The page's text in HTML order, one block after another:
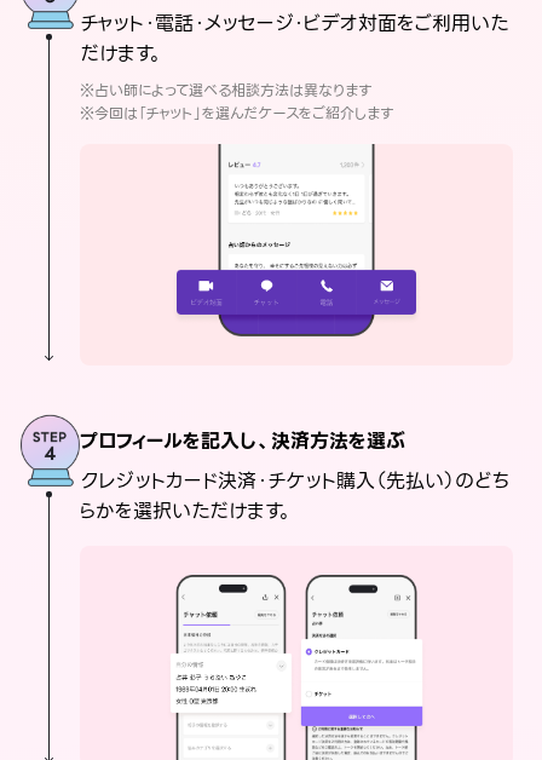
チャット・電話・メッセージ・ビデオ対面をご利用いた
だけます。
※占い師によって選べる相談方法は異なります
※今回は「チャット」を選んだケースをご紹介します
プロフィールを記入し、決済方法を選ぶ
クレジットカード決済・チケット購入（先払い）のどち
らかを選択いただけます。